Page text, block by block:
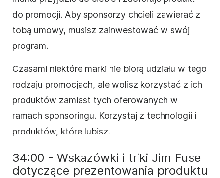
do promocji. Aby sponsorzy chcieli zawierać z
tobą umowy, musisz zainwestować w swój
program.
Czasami niektóre marki nie biorą udziału w tego
rodzaju promocjach, ale wolisz korzystać z ich
produktów zamiast tych oferowanych w
ramach sponsoringu. Korzystaj z technologii i
produktów, które lubisz.
34:00 - Wskazówki i triki Jim Fuse
dotyczące prezentowania produktu